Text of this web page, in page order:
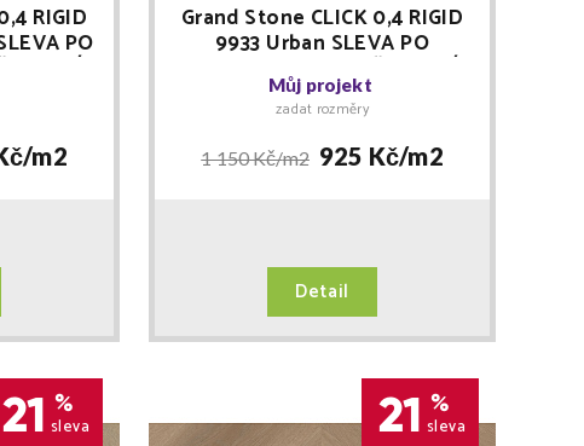
RIGID
PO
m2
Grand Stone CLICK 0,4 RIGID
9933 Urban SLEVA PO
REGISTRACI + MNOŽSTEVNÍ
SLEVY Floor Forever
Můj projekt
zadat rozměry
1 150 Kč/m2 925 Kč/m2
Detail
21 %
sleva 21 %
sleva